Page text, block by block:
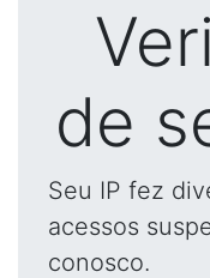
de
Seu IP fez
acessos
conosco.